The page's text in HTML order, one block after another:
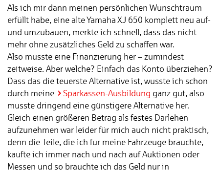
Als ich mir dann meinen persönlichen Wunschtraum
erfüllt habe, eine alte Yamaha XJ 650 komplett neu auf-
und umzubauen, merkte ich schnell, dass das nicht
mehr ohne zusätzliches Geld zu schaffen war.
Also musste eine Finanzierung her – zumindest
zeitweise. Aber welche? Einfach das Konto überziehen?
Dass das die teuerste Alternative ist, wusste ich schon
durch meine
Sparkassen-Ausbildung ganz gut, also
musste dringend eine günstigere Alternative her.
Gleich einen größeren Betrag als festes Darlehen
aufzunehmen war leider für mich auch nicht praktisch,
denn die Teile, die ich für meine Fahrzeuge brauchte,
kaufte ich immer nach und nach auf Auktionen oder
Messen und so brauchte ich das Geld nur in